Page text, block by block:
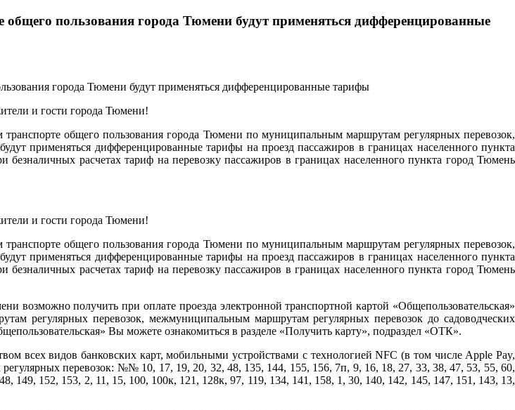
общего пользования города Тюмени будут применяться дифференцированные
и гости города Тюмени!
общего пользования города Тюмени по муниципальным маршрутам регулярных перевозок,
применяться дифференцированные тарифы на проезд пассажиров в границах населенного пункта
расчетах тариф на перевозку пассажиров в границах населенного пункта город Тюмень
и гости города Тюмени!
общего пользования города Тюмени по муниципальным маршрутам регулярных перевозок,
применяться дифференцированные тарифы на проезд пассажиров в границах населенного пункта
расчетах тариф на перевозку пассажиров в границах населенного пункта город Тюмень
возможно получить при оплате проезда электронной транспортной картой «Общепользовательская»
регулярных перевозок, межмуниципальным маршрутам регулярных перевозок до садоводческих
Вы можете ознакомиться в разделе «Получить карту», подраздел «ОТК».
всех видов банковских карт, мобильными устройствами с технологией NFC (в том числе Apple Pay,
перевозок: №№ 10, 17, 19, 20, 32, 48, 135, 144, 155, 156, 7п, 9, 16, 18, 27, 33, 38, 47, 53, 55, 60,
149, 152, 153, 2, 11, 15, 100, 100к, 121, 128к, 97, 119, 134, 141, 158, 1, 30, 140, 142, 145, 147, 151, 143, 13,